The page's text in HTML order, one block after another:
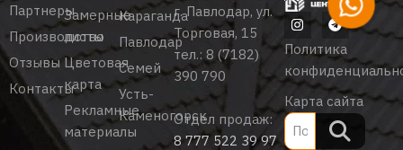
Партнеры
Производство
Отзывы
Контакты
Замерные
листы
Цветовая
карта
Рекламные
материалы
Караганда
Павлодар
Семей
Усть-
Каменогорск
г. Павлодар, ул.
Торговая, 15
тел.: 8 (7182)
390 790
Отдел продаж:
8 777 522 39 97
Политика
Карта сайта